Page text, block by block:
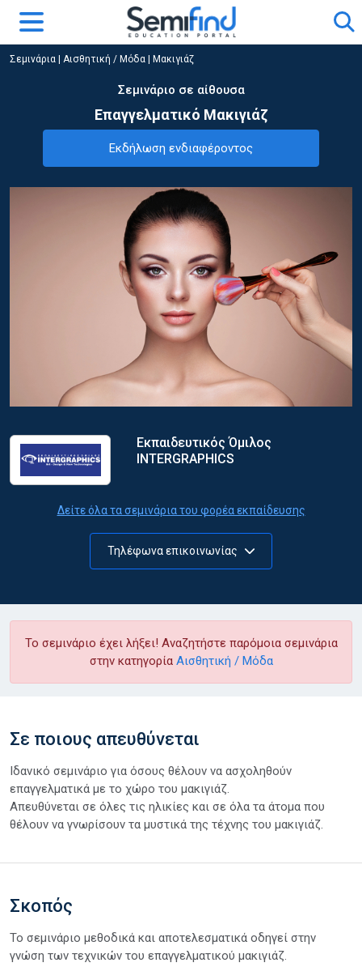
Σεμινάρια Αισθητική / Μόδα Μακιγιάζ
Σεμινάριο σε αίθουσα
Επαγγελματικό Μακιγιάζ
Εκδήλωση ενδιαφέροντος
Εκπαιδευτικός Όμιλος
INTERGRAPHICS
Δείτε όλα τα σεμινάρια του φορέα εκπαίδευσης
Τηλέφωνα επικοινωνίας
Το σεμινάριο έχει λήξει! Αναζητήστε παρόμοια σεμινάρια
στην κατηγορία Αισθητική / Μόδα
Σε ποιους απευθύνεται
Ιδανικό σεμινάριο για όσους θέλουν να ασχοληθούν
επαγγελματικά με το χώρο του μακιγιάζ.
Απευθύνεται σε όλες τις ηλικίες και σε όλα τα άτομα που
θέλουν να γνωρίσουν τα μυστικά της τέχνης του μακιγιάζ.
Σκοπός
Το σεμινάριο μεθοδικά και αποτελεσματικά οδηγεί στην
γνώση των τεχνικών του επαγγελματικού μακιγιάζ.